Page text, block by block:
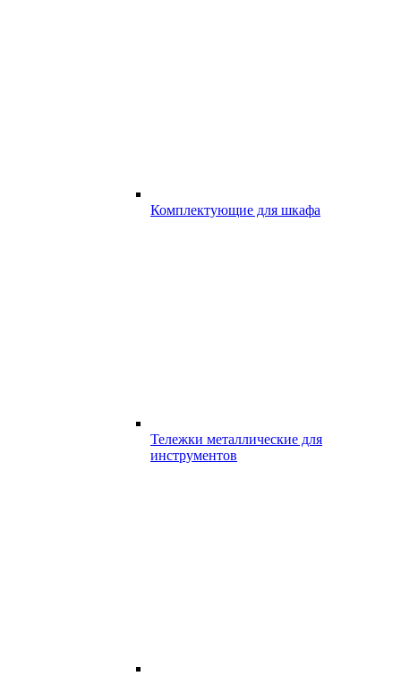
Комплектующие для шкафа
Тележки металлические для
инструментов